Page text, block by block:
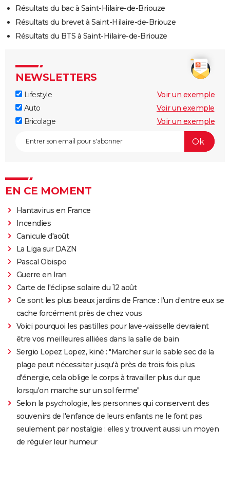
Résultats du bac à Saint-Hilaire-de-Briouze
Résultats du brevet à Saint-Hilaire-de-Briouze
Résultats du BTS à Saint-Hilaire-de-Briouze
NEWSLETTERS
Lifestyle
Voir un exemple
Auto
Voir un exemple
Bricolage
Voir un exemple
EN CE MOMENT
Hantavirus en France
Incendies
Canicule d'août
La Liga sur DAZN
Pascal Obispo
Guerre en Iran
Carte de l'éclipse solaire du 12 août
Ce sont les plus beaux jardins de France : l'un d'entre eux se
cache forcément près de chez vous
Voici pourquoi les pastilles pour lave-vaisselle devraient
être vos meilleures alliées dans la salle de bain
Sergio Lopez Lopez, kiné : "Marcher sur le sable sec de la
plage peut nécessiter jusqu'à près de trois fois plus
d'énergie, cela oblige le corps à travailler plus dur que
lorsqu'on marche sur un sol ferme"
Selon la psychologie, les personnes qui conservent des
souvenirs de l'enfance de leurs enfants ne le font pas
seulement par nostalgie : elles y trouvent aussi un moyen
de réguler leur humeur